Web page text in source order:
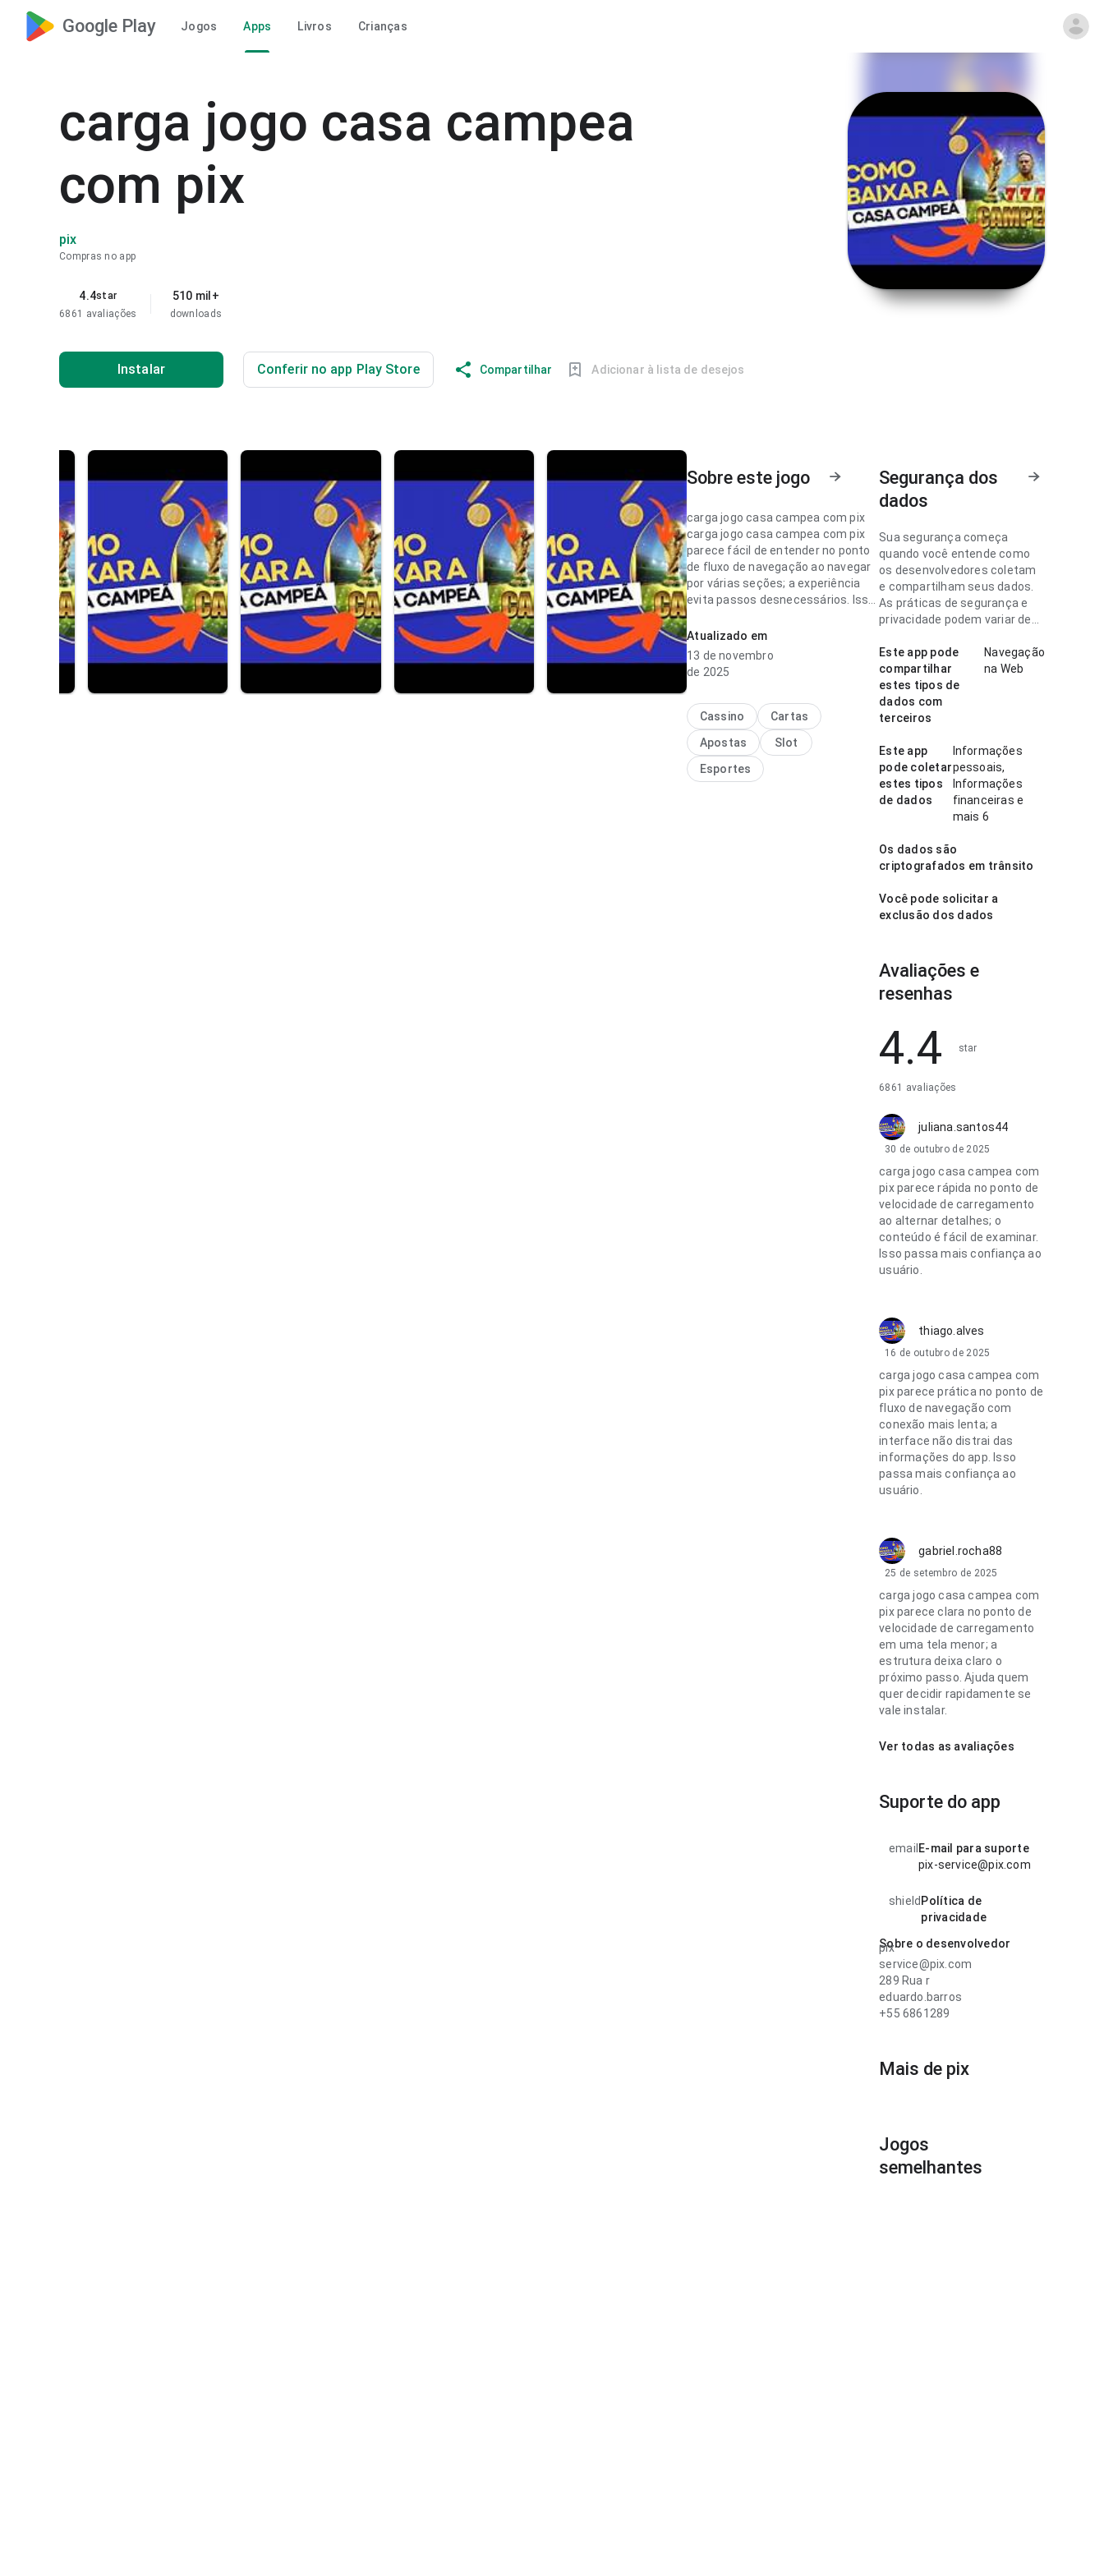
Google Play Jogos Apps Livros Crianças
carga jogo casa campea
com pix
pix
Compras no app
4.4star
6861 avaliações
510 mil+
downloads
Instalar Conferir no app Play Store Compartilhar Adicionar à lista de desejos
Sobre este jogo
carga jogo casa campea com pix
carga jogo casa campea com pix
parece fácil de entender no ponto
de fluxo de navegação ao navegar
por várias seções; a experiência
evita passos desnecessários. Isso
carga jogo casa campea com pix
parece responsiva no ponto de
acompanhar. Isso passa mais
confiança ao usuário.
Atualizado em
13 de novembro
de 2025
Cassino
Cartas
Apostas
Slot
Esportes
Segurança dos
dados
Sua segurança começa
quando você entende como
os desenvolvedores coletam
e compartilham seus dados.
As práticas de segurança e
privacidade podem variar de
idade.
Este app pode
compartilhar
estes tipos de
dados com
terceiros
Navegação
na Web
Este app
pode coletar
estes tipos
de dados
Informações
pessoais,
Informações
financeiras e
mais 6
Os dados são
criptografados em trânsito
Você pode solicitar a
exclusão dos dados
Avaliações e
resenhas
4.4 star
6861 avaliações
juliana.santos44
30 de outubro de 2025
carga jogo casa campea com
pix parece rápida no ponto de
velocidade de carregamento
ao alternar detalhes; o
conteúdo é fácil de examinar.
Isso passa mais confiança ao
usuário.
thiago.alves
16 de outubro de 2025
carga jogo casa campea com
pix parece prática no ponto de
fluxo de navegação com
conexão mais lenta; a
interface não distrai das
informações do app. Isso
passa mais confiança ao
usuário.
gabriel.rocha88
25 de setembro de 2025
carga jogo casa campea com
pix parece clara no ponto de
velocidade de carregamento
em uma tela menor; a
estrutura deixa claro o
próximo passo. Ajuda quem
quer decidir rapidamente se
vale instalar.
Ver todas as avaliações
Suporte do app
email E-mail para suporte
pix-service@pix.com
shield Política de
privacidade
Sobre o desenvolvedor
pix
service@pix.com
289 Rua r
eduardo.barros
+55 6861289
Mais de pix
Jogos
semelhantes